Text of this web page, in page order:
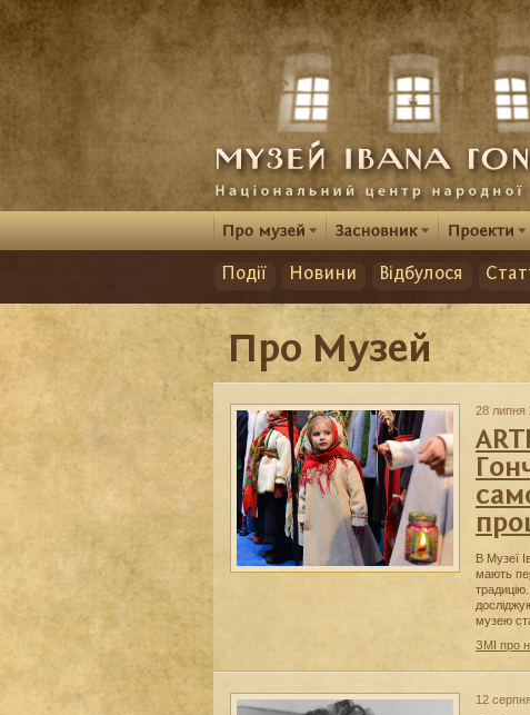
Події Новини Відбулося
Про Музей
28 липня
В Музеї
мають
музею
ЗМІ про
12